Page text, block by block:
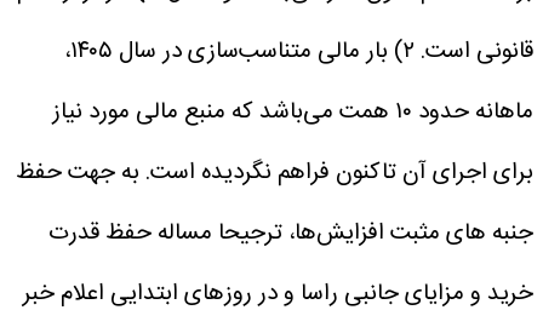
قانونی است.
۲) بار مالی متناسب‌سازی در سال ۱۴۰۵،
ماهانه حدود ۱۰ همت می‌باشد که منبع مالی مورد نیاز
برای اجرای آن تاکنون فراهم نگردیده است. به جهت حفظ
جنبه های مثبت افزایش‌ها، ترجیحا مساله حفظ قدرت
خرید و مزایای جانبی راسا و در روزهای ابتدایی اعلام خبر